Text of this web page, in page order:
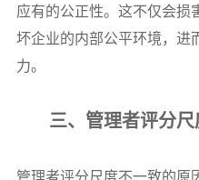
应有的公正性。这不仅会损
坏企业的内部公平环境，进
力。
三、管理者评分
管理者评分尺度不一致的原